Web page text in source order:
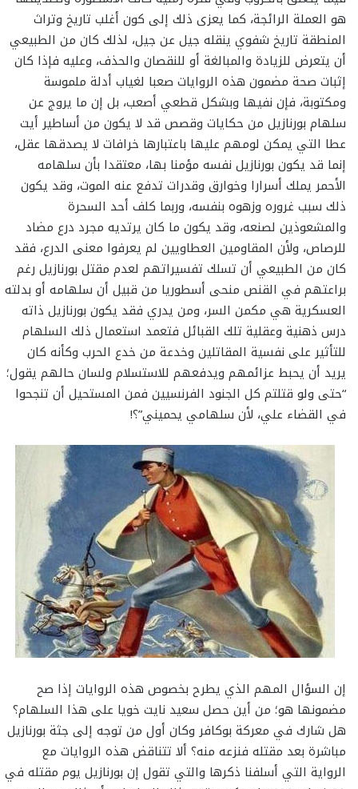
هو العملة الرائجة، كما يعزى ذلك إلى كون أغلب تاريخ وتراث
المنطقة تاريخ شفوي ينقله جيل عن جيل، لذلك كان من الطبيعي
أن يتعرض للزيادة والمبالغة أو للنقصان والحذف، وعليه فإذا كان
إثبات صحة مضمون هذه الروايات صعبا لغياب أدلة ملموسة
ومكتوبة، فإن نفيها وبشكل قطعي أصعب، بل إن ما يروج عن
سلهام بورنازيل من حكايات وقصص قد لا يكون من أساطير أيت
عطا التي يمكن لومهم عليها باعتبارها خرافات لا يصدقها عقل،
إنما قد يكون بورنازيل نفسه مؤمنا بها، معتقدا بأن سلهامه
الأحمر يملك أسرارا وخوارق وقدرات تدفع عنه الموت، وقد يكون
ذلك سبب غروره وزهوه بنفسه، وربما كلف أحد السحرة
والمشعوذين لصنعه، وقد يكون ما كان يرتديه مجرد درع مضاد
للرصاص، ولأن المقاومين العطاويين لم يعرفوا معنى الدرع، فقد
كان من الطبيعي أن تسلك تفسيراتهم لعدم مقتل بورنازيل رغم
براعتهم في القنص منحى أسطوريا من قبيل أن سلهامه أو بدلته
العسكرية هي مكمن السر، ومن يدري فقد يكون بورنازيل ذاته
درس ذهنية وعقلية تلك القبائل فتعمد استعمال ذلك السلهام
للتأثير على نفسية المقاتلين وخدعة من خدع الحرب وكأنه كان
يريد أن يحبط عزائمهم ويدفعهم للاستسلام ولسان حالهم يقول؛
“حتى ولو قتلتم كل الجنود الفرنسيين فمن المستحيل أن تنجحوا
في القضاء علي، لأن سلهامي يحميني”؟!
إن السؤال المهم الذي يطرح بخصوص هذه الروايات إذا صح
مضمونها هو؛ من أين حصل سعيد نايت خويا على هذا السلهام؟
هل شارك في معركة بوكافر وكان أول من توجه إلى جثة بورنازيل
مباشرة بعد مقتله فنزعه منه؟ ألا تتناقض هذه الروايات مع
الرواية التي أسلفنا ذكرها والتي تقول إن بورنازيل يوم مقتله في